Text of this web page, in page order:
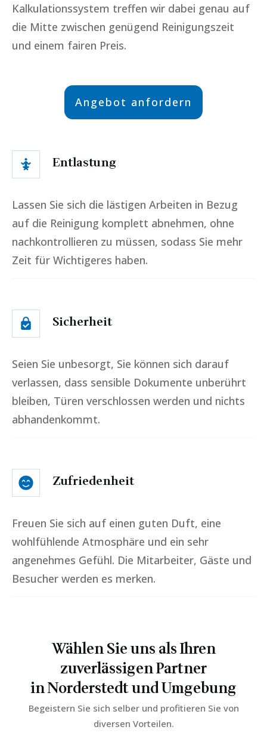
Kalkulationssystem treffen wir dabei genau auf
die Mitte zwischen genügend Reinigungszeit
und einem fairen Preis.
Angebot anfordern
Entlastung
Lassen Sie sich die lästigen Arbeiten in Bezug
auf die Reinigung komplett abnehmen, ohne
nachkontrollieren zu müssen, sodass Sie mehr
Zeit für Wichtigeres haben.
Sicherheit
Seien Sie unbesorgt, Sie können sich darauf
verlassen, dass sensible Dokumente unberührt
bleiben, Türen verschlossen werden und nichts
abhandenkommt.
Zufriedenheit
Freuen Sie sich auf einen guten Duft, eine
wohlfühlende Atmosphäre und ein sehr
angenehmes Gefühl. Die Mitarbeiter, Gäste und
Besucher werden es merken.
Wählen Sie uns als Ihren
zuverlässigen Partner
inNorderstedtund Umgebung
Begeistern Sie sich selber und profitieren Sie von
diversen Vorteilen.